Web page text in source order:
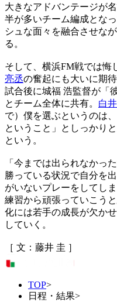
大きなアドバンテージが
半が多いチーム編成とな
シュな面々を融合させな
る。
そして、横浜FM戦では悔
亮丞の奮起にも大いに期
試合後に城福 浩監督が「
とチーム全体に共有。 白
で）僕を選ぶというのは
ということ」としっかり
という。
「今までは出られなかっ
勝っている状況で自分を
がいないプレーをしてし
練習から頑張っていこう
化には若手の成長が欠か
していく。
［ 文：藤井 圭 ］
TOP>
日程・結果>